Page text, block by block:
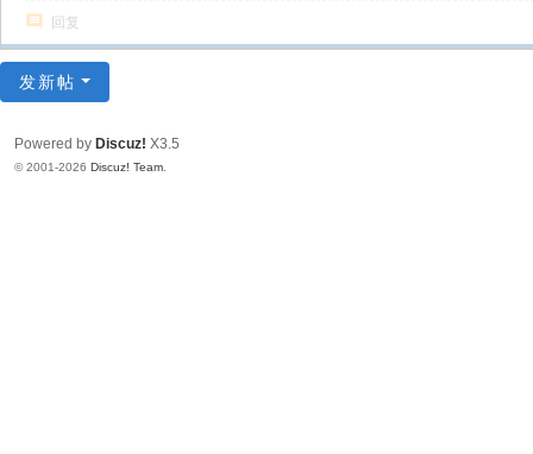
回复
发新帖
Powered by Discuz! X3.5
© 2001-2026 Discuz! Team